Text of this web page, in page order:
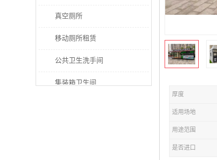
真空厕所
移动厕所租赁
公共卫生洗手间
集装箱卫生间
厚度
适用场地
用途范围
是否进口